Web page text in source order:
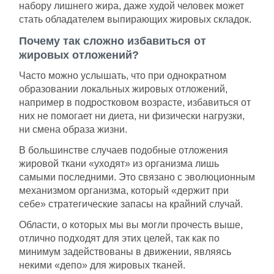
набору лишнего жира, даже худой человек может
стать обладателем выпирающих жировых складок.
Почему так сложно избавиться от
жировых отложений?
Часто можно услышать, что при однократном
образовании локальных жировых отложений,
например в подростковом возрасте, избавиться от
них не помогает ни диета, ни физически нагрузки,
ни смена образа жизни.
В большинстве случаев подобные отложения
жировой ткани «уходят» из организма лишь
самыми последними. Это связано с эволюционным
механизмом организма, который «держит при
себе» стратегические запасы на крайний случай.
Области, о которых мы вы могли прочесть выше,
отлично подходят для этих целей, так как по
минимум задействованы в движении, являясь
некими «депо» для жировых тканей.